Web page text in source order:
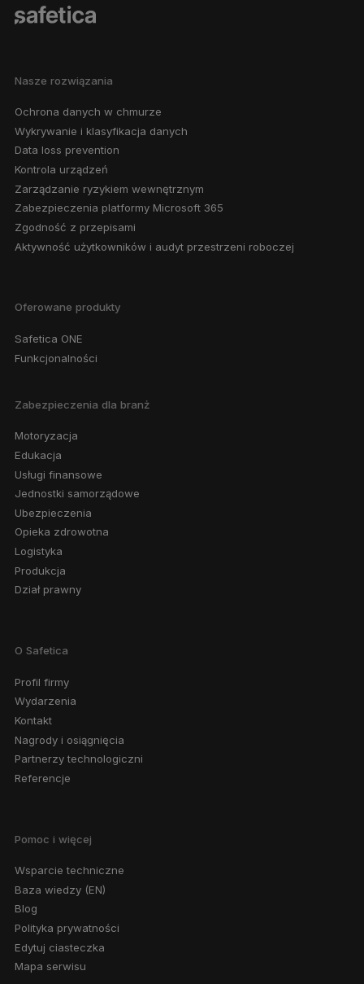
Nasze rozwiązania
Ochrona danych w chmurze
Wykrywanie i klasyfikacja danych
Data loss prevention
Kontrola urządzeń
Zarządzanie ryzykiem wewnętrznym
Zabezpieczenia platformy Microsoft 365
Zgodność z przepisami
Aktywność użytkowników i audyt przestrzeni roboczej
Oferowane produkty
Safetica ONE
Funkcjonalności
Zabezpieczenia dla branż
Motoryzacja
Edukacja
Usługi finansowe
Jednostki samorządowe
Ubezpieczenia
Opieka zdrowotna
Logistyka
Produkcja
Dział prawny
O Safetica
Profil firmy
Wydarzenia
Kontakt
Nagrody i osiągnięcia
Partnerzy technologiczni
Referencje
Pomoc i więcej
Wsparcie techniczne
Baza wiedzy (EN)
Blog
Polityka prywatności
Edytuj ciasteczka
Mapa serwisu